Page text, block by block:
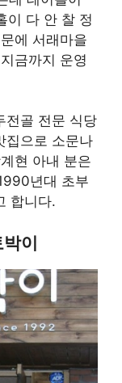
이 다 안 찰 정
에 서래마을
금까지 운영
전골 전문 식당
집으로 소문나
현 아내 분은
년대 초부
합니다.
이